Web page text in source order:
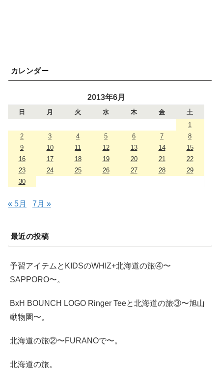
カレンダー
2013年6月
日 月 火 水 木 金
土
1
2
3 4 5 6 7
8
9
10 11 12 13 14
15
16
17 18 19 20 21
22
23
24 25 26 27 28
29
30
« 5月 7月 »
最近の投稿
予習アイテムとKIDSのWHIZ+北海道の旅④〜
SAPPORO〜。
BxH BOUNCH LOGO Ringer Teeと北海道の旅③〜旭山
動物園〜。
北海道の旅②〜FURANOで〜。
北海道の旅。